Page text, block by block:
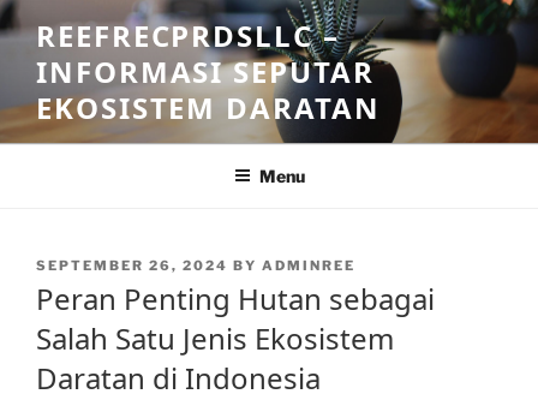
Skip
to
content
REEFRECPRDSLLC –
INFORMASI SEPUTAR
EKOSISTEM DARATAN
Menu
POSTED
SEPTEMBER 26, 2024 BY ADMINREE
Peran Penting Hutan sebagai
Salah Satu Jenis Ekosistem
Daratan di Indonesia